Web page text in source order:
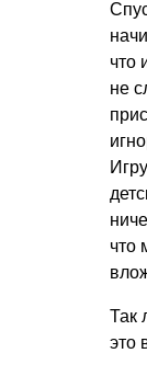
что
не
что
Так
это